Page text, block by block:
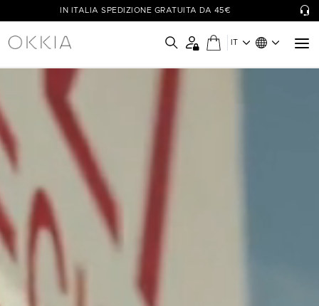
IN ITALIA SPEDIZIONE GRATUITA DA 45€
IT
OKKIA - Simply Wow!
Le collezioni di occhiali OKKIA sono pensate per il benessere di
ognuno, coniugando funzionalità a design unici e colori vivaci.